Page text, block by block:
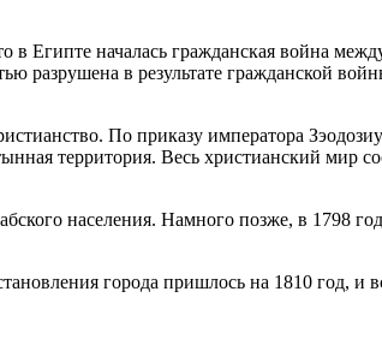
в Египте началась гражданская война
разрушена в результате гражданской
По приказу императора
территория. Весь христианский мир
населения. Намного позже, в 1798
города пришлось на 1810 год, и